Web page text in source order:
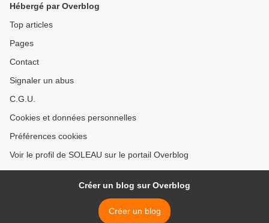
Hébergé par Overblog
Top articles
Pages
Contact
Signaler un abus
C.G.U.
Cookies et données personnelles
Préférences cookies
Voir le profil de SOLEAU sur le portail Overblog
Créer un blog sur Overblog
Créer un blog